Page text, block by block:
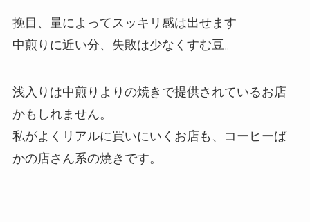
挽目、量によってスッキリ感は出せます
中煎りに近い分、失敗は少なくすむ豆。
浅入りは中煎りよりの焼きで提供されているお店
かもしれません。
私がよくリアルに買いにいくお店も、コーヒーば
かの店さん系の焼きです。